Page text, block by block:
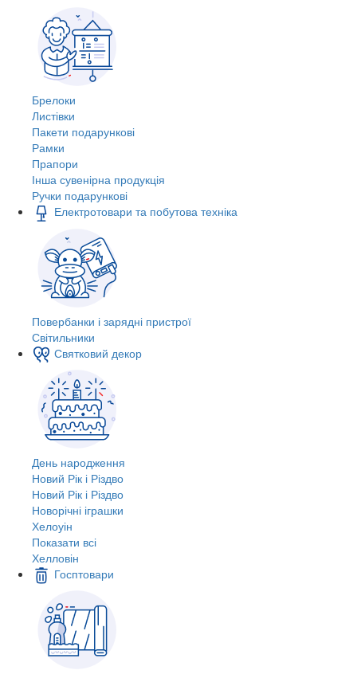
Брелоки
Листівки
Пакети подарункові
Рамки
Прапори
Інша сувенірна продукція
Ручки подарункові
Електротовари та побутова техніка
Повербанки і зарядні пристрої
Світильники
Святковий декор
День народження
Новий Рік і Різдво
Новий Рік і Різдво
Новорічні іграшки
Хелоуін
Показати всі
Хелловін
Госптовари